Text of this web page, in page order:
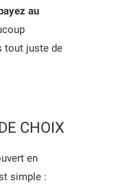
au
tout juste de
CHOIX
en
simple :